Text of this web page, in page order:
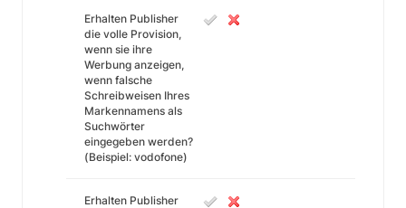
Erhalten Publisher
die volle Provision,
wenn sie ihre
Werbung anzeigen,
wenn falsche
Schreibweisen Ihres
Markennamens als
Suchwörter
eingegeben werden?
(Beispiel: vodofone)
Erhalten Publisher